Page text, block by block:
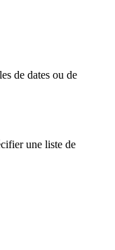
de dates ou de
une liste de